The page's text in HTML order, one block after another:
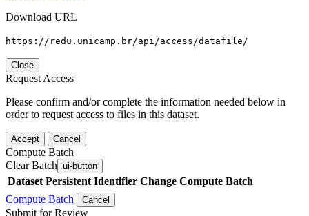
Download URL
https://redu.unicamp.br/api/access/datafile/
Close
Request Access
Please confirm and/or complete the information needed below in
order to request access to files in this dataset.
Accept Cancel
Compute Batch
Clear Batch ui-button
Dataset Persistent Identifier Change Compute Batch
Compute Batch
Cancel
Submit for Review